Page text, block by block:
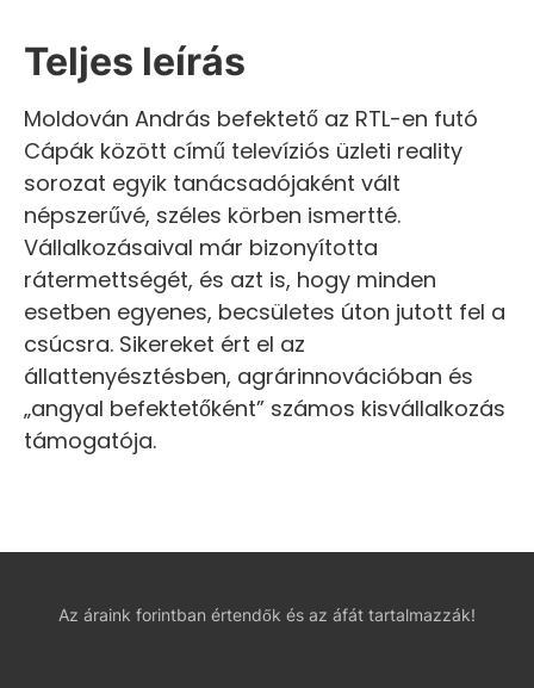
Teljes leírás
Moldován András befektető az RTL-en futó
Cápák között című televíziós üzleti reality
sorozat egyik tanácsadójaként vált
népszerűvé, széles körben ismertté.
Vállalkozásaival már bizonyította
rátermettségét, és azt is, hogy minden
esetben egyenes, becsületes úton jutott fel a
csúcsra. Sikereket ért el az
állattenyésztésben, agrárinnovációban és
„angyal befektetőként” számos kisvállalkozás
támogatója.
Az áraink forintban értendők és az áfát tartalmazzák!